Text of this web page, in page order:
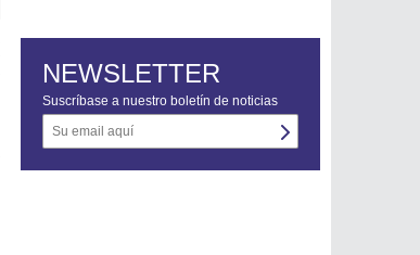
NEWSLETTER
Suscríbase a nuestro boletín de noticias